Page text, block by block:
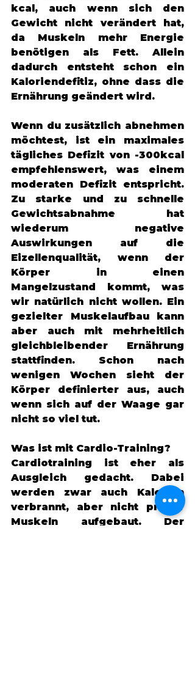
kcal, auch wenn sich den
Gewicht nicht verändert hat,
da Muskeln mehr Energie
benötigen als Fett. Allein
dadurch entsteht schon ein
Kaloriendefitiz, ohne dass die
Ernährung geändert wird.
Wenn du zusätzlich abnehmen
möchtest, ist ein maximales
tägliches Defizit von -300kcal
empfehlenswert, was einem
moderaten Defizit entspricht.
Zu starke und zu schnelle
Gewichtsabnahme hat
wiederum negative
Auswirkungen auf die
Eizellenqualität, wenn der
Körper in einen
Mangelzustand kommt, was
wir natürlich nicht wollen. Ein
gezielter Muskelaufbau kann
aber auch mit mehrheitlich
gleichbleibender Ernährung
stattfinden. Schon nach
wenigen Wochen sieht der
Körper definierter aus, auch
wenn sich auf der Waage gar
nicht so viel tut.
Was ist mit Cardio-Training?
Cardiotraining ist eher als
Ausgleich gedacht. Dabei
werden zwar auch Kalorien
verbrannt, aber nicht primär
Muskeln aufgebaut. Der